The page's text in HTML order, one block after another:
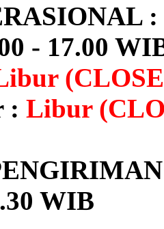
:
- 17.00
: Libur
WIB